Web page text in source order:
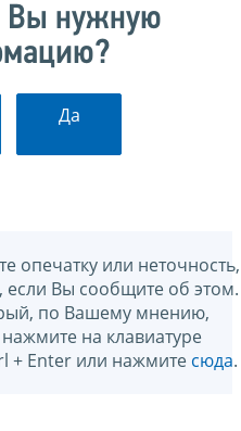
Вы нужную
Да
опечатку или неточность,
Вы сообщите об этом.
по Вашему мнению,
на клавиатуре
+ Enter или нажмите сюда.